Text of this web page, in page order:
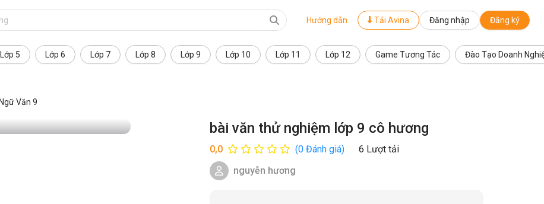
Hướng dẫn Tải Avina Đăng nhập Đăng ký
Lớp 5 Lớp 6 Lớp 7 Lớp 8 Lớp 9 Lớp 10 Lớp 11 Lớp 12 Game Tương Tác Đào Tạo Doanh
Ngữ Văn 9
bài văn thử nghiệm lớp 9 cô hương
0,0 (0 Đánh giá)
6 Lượt tải
nguyễn hương